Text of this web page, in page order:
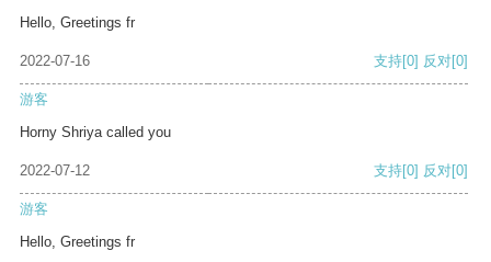
Hello, Greetings fr
2022-07-16 支持[0] 反对[0]
游客
Horny Shriya called you
2022-07-12 支持[0] 反对[0]
游客
Hello, Greetings fr